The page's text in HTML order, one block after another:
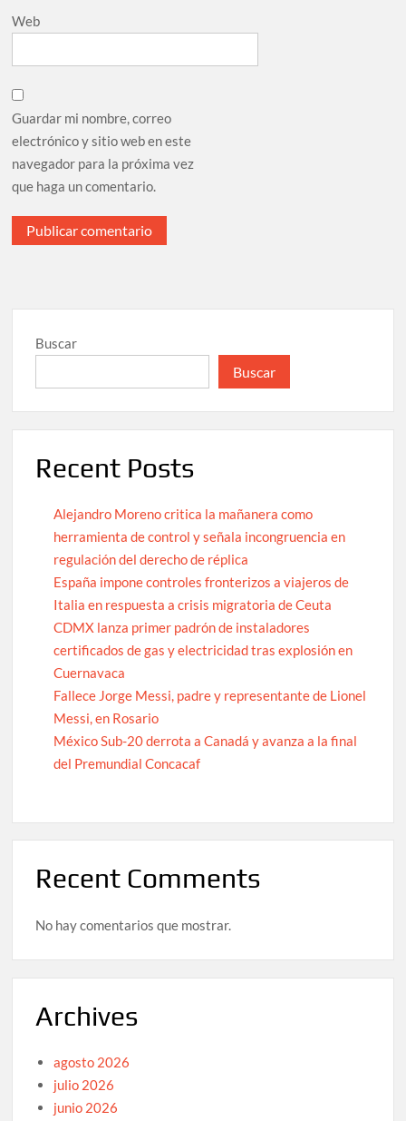
Web
Guardar mi nombre, correo
electrónico y sitio web en este
navegador para la próxima vez
que haga un comentario.
Buscar
Buscar
Recent Posts
Alejandro Moreno critica la mañanera como
herramienta de control y señala incongruencia en
regulación del derecho de réplica
España impone controles fronterizos a viajeros de
Italia en respuesta a crisis migratoria de Ceuta
CDMX lanza primer padrón de instaladores
certificados de gas y electricidad tras explosión en
Cuernavaca
Fallece Jorge Messi, padre y representante de Lionel
Messi, en Rosario
México Sub-20 derrota a Canadá y avanza a la final
del Premundial Concacaf
Recent Comments
No hay comentarios que mostrar.
Archives
agosto 2026
julio 2026
junio 2026